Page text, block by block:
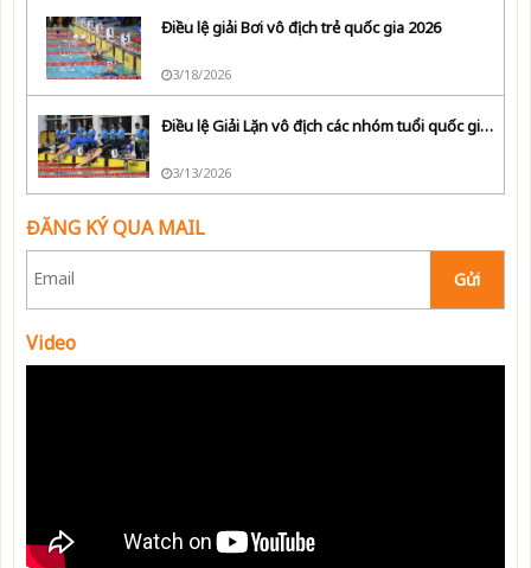
Điều lệ giải Bơi vô địch trẻ quốc gia 2026
3/18/2026
Điều lệ Giải Lặn vô địch các nhóm tuổi quốc gia năm 2026
3/13/2026
ĐĂNG KÝ QUA MAIL
Gửi
Video